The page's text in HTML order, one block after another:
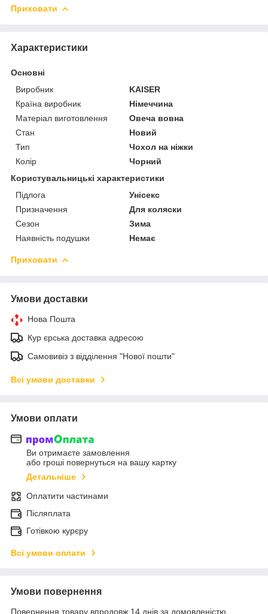
Приховати
Характеристики
Основні
Виробник
KAISER
Країна виробник
Німеччина
Матеріал виготовлення
Овеча вовна
Стан
Новий
Тип
Чохол на ніжки
Колір
Чорний
Користувальницькі характеристики
Підлога
Унісекс
Призначення
Для коляски
Сезон
Зима
Наявність подушки
Немає
Приховати
Умови доставки
Нова Пошта
Кур єрська доставка адресою
Самовивіз з відділення "Нової пошти"
Всі умови доставки
Умови оплати
Ви отримаєте замовлення
або гроші повернуться на вашу картку
Детальніше
Оплатити частинами
Післяплата
Готівкою курєру
Всі умови оплати
Умови повернення
Повернення товару впродовж 14 днів за домовленістю